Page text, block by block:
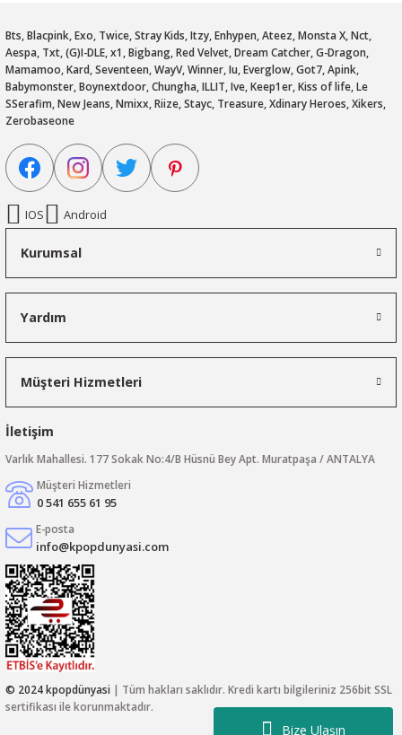
Bize Ulaşın
Bts, Blacpink, Exo, Twice, Stray Kids, Itzy, Enhypen, Ateez, Monsta X, Nct,
Aespa, Txt, (G)I-DLE, x1, Bigbang, Red Velvet, Dream Catcher, G-Dragon,
Mamamoo, Kard, Seventeen, WayV, Winner, Iu, Everglow, Got7, Apink,
Babymonster, Boynextdoor, Chungha, ILLIT, Ive, Keep1er, Kiss of life, Le
SSerafim, New Jeans, Nmixx, Riize, Stayc, Treasure, Xdinary Heroes, Xikers,
Zerobaseone
IOS Android
Kurumsal
Yardım
Müşteri Hizmetleri
İletişim
Varlık Mahallesi. 177 Sokak No:4/B Hüsnü Bey Apt. Muratpaşa / ANTALYA
Müşteri Hizmetleri
0 541 655 61 95
E-posta
info@kpopdunyasi.com
© 2024 kpopdünyasi | Tüm hakları saklıdır. Kredi kartı bilgileriniz 256bit SSL
sertifikası ile korunmaktadır.